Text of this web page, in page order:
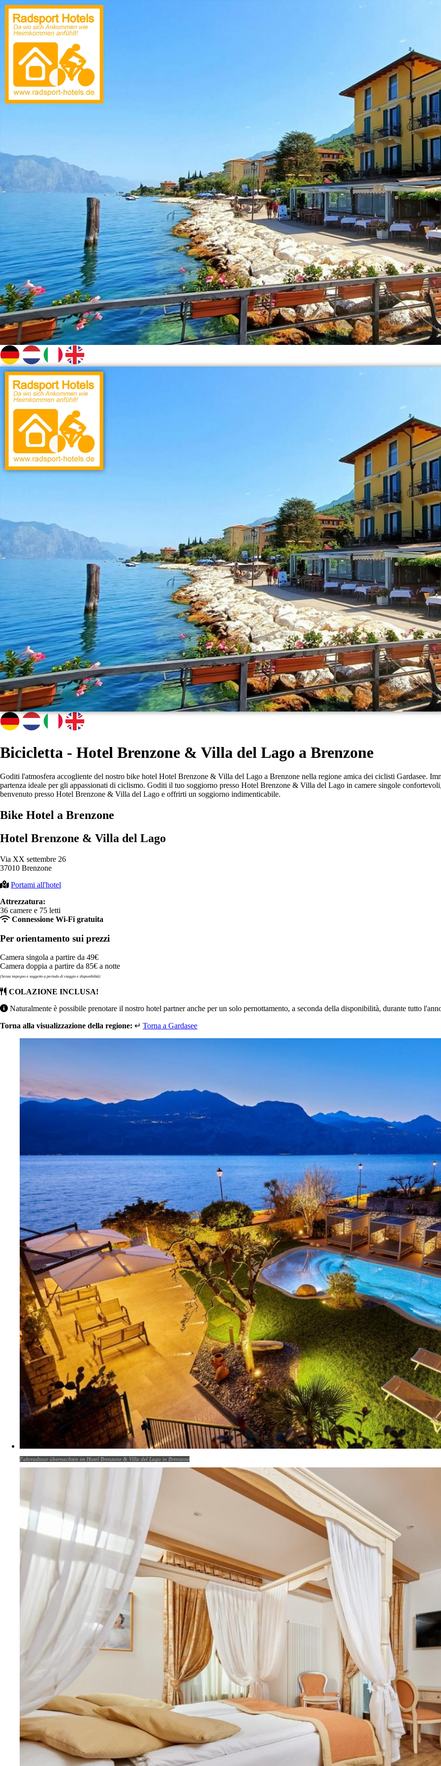
Bicicletta - Hotel Brenzone & Villa del Lago a Brenzone
Goditi l'atmosfera accogliente del nostro bike hotel Hotel Brenzone & Villa del Lago a Brenzone nella regione amica dei ciclisti Gardasee.
partenza ideale per gli appassionati di ciclismo. Goditi il tuo soggiorno presso Hotel Brenzone & Villa del Lago in camere singole
benvenuto presso Hotel Brenzone & Villa del Lago e offrirti un soggiorno indimenticabile.
Bike Hotel a Brenzone
Hotel Brenzone & Villa del Lago
Via XX settembre 26
37010 Brenzone
Portami all'hotel
Attrezzatura:
36 camere e 75 letti
Connessione Wi-Fi gratuita
Per orientamento sui prezzi
Camera singola a partire da 49€
Camera doppia a partire da 85€ a notte
(Senza impegno e soggetto a periodo di viaggio e disponibilità)
COLAZIONE INCLUSA!
Naturalmente è possibile prenotare il nostro hotel partner anche per un solo pernottamento, a seconda della disponibilità, durante tutto
Torna alla visualizzazione della regione: ↵ Torna a Gardasee
Fahrradtour übernachten im Hotel Brenzone & Villa del Lago in Brenzone